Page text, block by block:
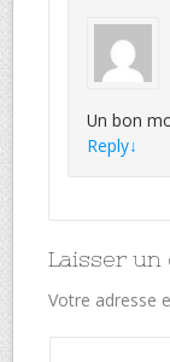
Un bon
Reply↓
Laisser un
Votre adresse